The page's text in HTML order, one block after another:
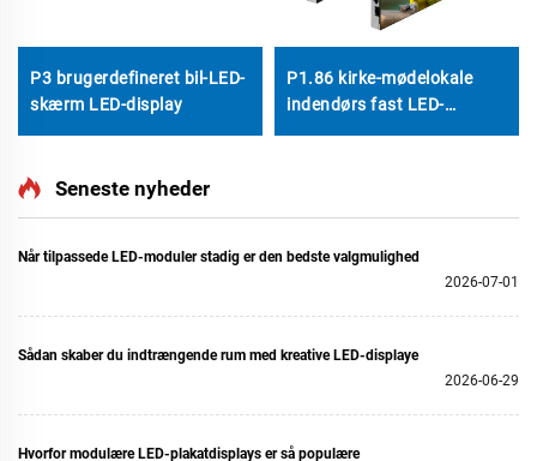
P3 brugerdefineret bil-LED-
skærm LED-display
P1.86 kirke-mødelokale
indendørs fast LED-
Seneste nyheder
Når tilpassede LED-moduler stadig er den bedste valgmulighed
2026-07-01
Sådan skaber du indtrængende rum med kreative LED-displaye
2026-06-29
Hvorfor modulære LED-plakatdisplays er så populære